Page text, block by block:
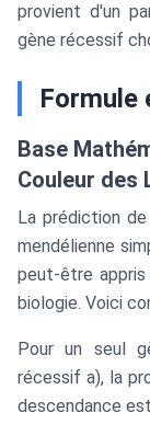
provient d'un
gène récessif
Formule
Base
Couleur des
La prédiction
mendélienne
peut-être
biologie. Voici
Pour un seul
récessif a), la
descendance